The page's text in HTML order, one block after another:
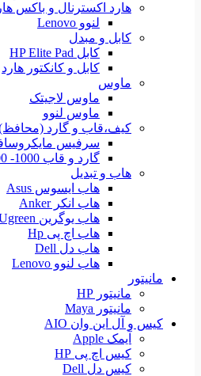
هارد اکسترنال و باکس
لنوو Lenovo
کابل و مبدل
کابل HP Elite Pad
کابل و کانکتور هارد
ماوس
ماوس لاجیتک
ماوس لنوو
کیف،قاب و گارد
سرفیس
گارد و قاب HP Elitepad 900 -1000
هاب و تبدیل
هاب ایسوس Asus
هاب انکر Anker
هاب یوگرین Ugreen
هاب اچ پی Hp
هاب دل Dell
هاب لنوو Lenovo
مانیتور
مانیتور HP
مانیتور Maya
کیس و آل این وان AIO
آیمک Apple
کیس اچ پی HP
کیس دل Dell